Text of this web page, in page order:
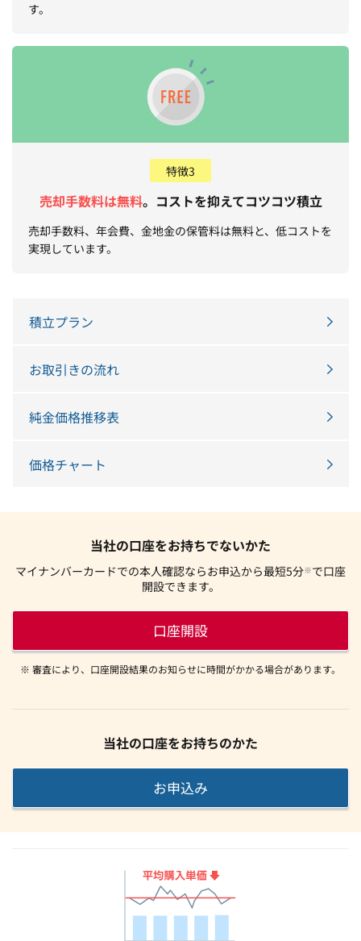
す。
特徴3
売却手数料は無料。コストを抑えてコツコツ積立
売却手数料、年会費、金地金の保管料は無料と、低コストを
実現しています。
積立プラン
お取引きの流れ
純金価格推移表
価格チャート
当社の口座をお持ちでないかた
マイナンバーカードでの本人確認ならお申込から最短5分※で口座
開設できます。
口座開設
※ 審査により、口座開設結果のお知らせに時間がかかる場合があります。
当社の口座をお持ちのかた
お申込み